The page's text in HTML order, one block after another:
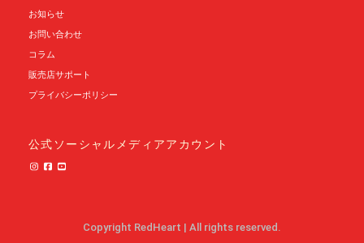
お知らせ
お問い合わせ
コラム
販売店サポート
プライバシーポリシー
公式ソーシャルメディアアカウント
Copyright RedHeart | All rights reserved.